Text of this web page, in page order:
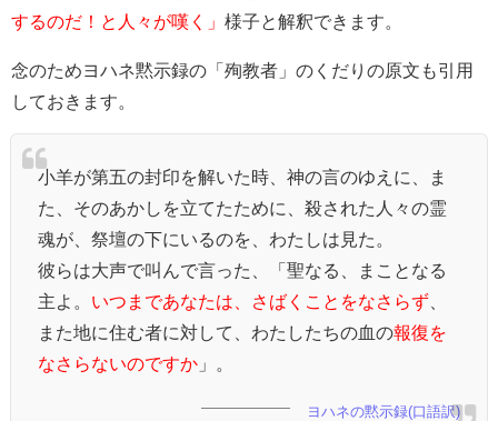
するのだ！と人々が嘆く」 様子と解釈できます。
念のためヨハネ黙示録の「殉教者」のくだりの原文も引用
しておきます。
小羊が第五の封印を解いた時、神の言のゆえに、ま
た、そのあかしを立てたために、殺された人々の霊
魂が、祭壇の下にいるのを、わたしは見た。
彼らは大声で叫んで言った、「聖なる、まことなる
主よ。 いつまであなたは、さばくことをなさらず
また地に住む者に対して、わたしたちの血の報復を
なさらないのですか 」。
ヨハネの黙示録(口語訳)